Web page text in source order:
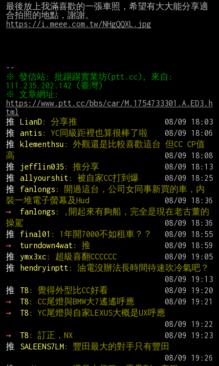
最後放上我滿喜歡的一張車照，希望有大大能分享適
https://i.meee.com.tw/NHgQQXL.jpg
※ 發信站: 批踢踢實業坊(ptt.cc), 來自:
https://www.ptt.cc/bbs/car/M.1754733301.A.ED3.h
tml
推
LianD : 分享推
推
antis : YC同級距裡也算很棒了啦
推
klementhsu : 外觀還是比較喜歡這台 但CC CP值
高
推
jefflin035 : 推分享
推
allyourshit : 被自家CC打到爆
推
fanlongs : 開過這台，公司女同事新買的車，内
裝一堆電子螢幕及Hud
→
fanlongs : ,開起來有夠船，完全是現在老古董的
操駕
推
final01 : 1年開7000不如租車？？
→
turndown4wat : 推
推
ymx3xc : 超級喜翻CCCCCC
推
hendryinptt : 油電沒辦法長時間待速吹冷氣吧？
推
T8 : 覺得外型比CC好看
→
T8 : CC尾燈與BMW大7遙遙呼應
→
T8 : YC尾燈與自家LEXUS大概是UX呼應
→
T8 : 訂正，NX
推
SALEENS7LM: 豐田最大的對手只有豐田